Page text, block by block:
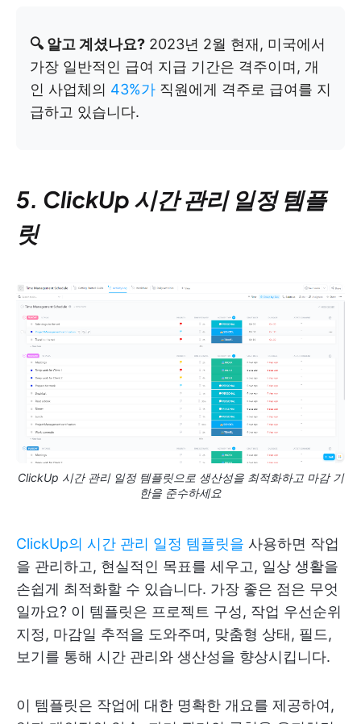
🔍 알고 계셨나요? 2023년 2월 현재, 미국에서
가장 일반적인 급여 지급 기간은 격주이며, 개
인 사업체의 43%가 직원에게 격주로 급여를 지
급하고 있습니다.
5. ClickUp 시간 관리 일정 템플
릿
ClickUp 시간 관리 일정 템플릿으로 생산성을 최적화하고 마감 기
한을 준수하세요
ClickUp의 시간 관리 일정 템플릿을 사용하면 작업
을 관리하고, 현실적인 목표를 세우고, 일상 생활을
손쉽게 최적화할 수 있습니다. 가장 좋은 점은 무엇
일까요? 이 템플릿은 프로젝트 구성, 작업 우선순위
지정, 마감일 추적을 도와주며, 맞춤형 상태, 필드,
보기를 통해 시간 관리와 생산성을 향상시킵니다.
이 템플릿은 작업에 대한 명확한 개요를 제공하여,